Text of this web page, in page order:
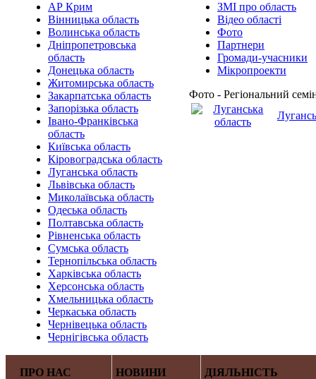
АР Крим
Вінницька область
Волинська область
Дніпропетровська
область
Донецька область
Житомирська область
Закарпатська область
Запорізька область
Івано-Франківська
область
Київська область
Кіровоградська область
Луганська область
Львівська область
Миколаївська область
Одеська область
Полтавська область
Рівненська область
Сумська область
Тернопільська область
Харківська область
Херсонська область
Хмельницька область
Черкаська область
Чернівецька область
Чернігівська область
ЗМІ про область
Відео області
Фото
Партнери
Громади-учасники
Мікропроекти
Фото - Регіональний
ПРО НАС
НОВИНИ
ДІЯЛЬНІСТЬ